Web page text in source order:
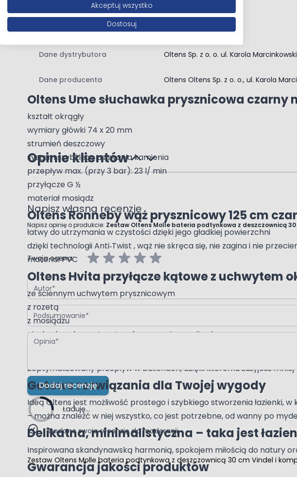
regulacja kąta ustawienia deszczownicy
kształt okrągły, średnica przekroju 20,6 mm
w zestawie z rozetą ścienną
Oltens Ume słuchawka prysznicowa czarny
kształt okrągły
wymiary główki 74 x 20 mm
strumień deszczowy
system szybkiego usuwania kamienia
przepływ max. (przy 3 bar): 23 l/ min
przyłącze G ½
materiał mosiądz
Oltens Ronneby wąż prysznicowy 125 cm
łatwy do utrzymania w czystości dzięki jego gładkiej powierzchni
dzięki technologii Anti‑Twist , wąż nie skręca się, nie zagina i nie
materiał PVC
Oltens Hvita przyłącze kątowe z uchwytem
ze ściennym uchwytem prysznicowym
z rozetą
z mosiądzu
niezbędny element systemów prysznica podtynkowego
PureEco™
Zoptymalizowany przepływ w bateriach, dzięki któremu zużyjesz
Gotowe rozwiązania dla Twojej wygody
Ideą Oltens jest możliwość prostego i szybkiego stworzenia łazienki,
– można znaleźć w niej wszystko, co jest potrzebne, od wanny po
Delikatna, minimalistyczna – taka jest
Inspirowana skandynawską harmonią, spokojem miłością do natury
Gwarancja jakości produktów
Dane dystrybutora Oltens Sp. z o. o. ul. Karola
Dane producenta Oltens Oltens Sp. z o. o., ul. Karola
Opinie klientów
Napisz własną recenzję
Napisz opinię o produkcie: Zestaw Oltens Molle bateria podtynkowa z deszczownicą
Twoja ocena:
Autor
Podsumowanie
Opinia
Dodaj recenzję
Ładuję...
Dodano swoją recenzję do moderacji.
Zestaw Oltens Molle bateria podtynkowa z deszczownicą 30 cm Vindel i
Akceptuj wszystko
Dostosuj